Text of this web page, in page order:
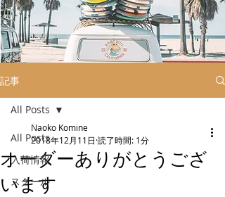
記事
All Posts
入荷情報
スクール
All Posts
オーダーありがとうござ
います
Naoko Komine
2018年12月11日 読了時間: 1分